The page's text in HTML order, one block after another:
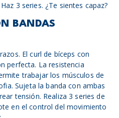
3 series. ¿Te sientes capaz?
BANDAS
El curl de bíceps con
perfecta. La resistencia
trabajar los músculos de
Sujeta la banda con ambas
tensión. Realiza 3 series de
en el control del movimiento